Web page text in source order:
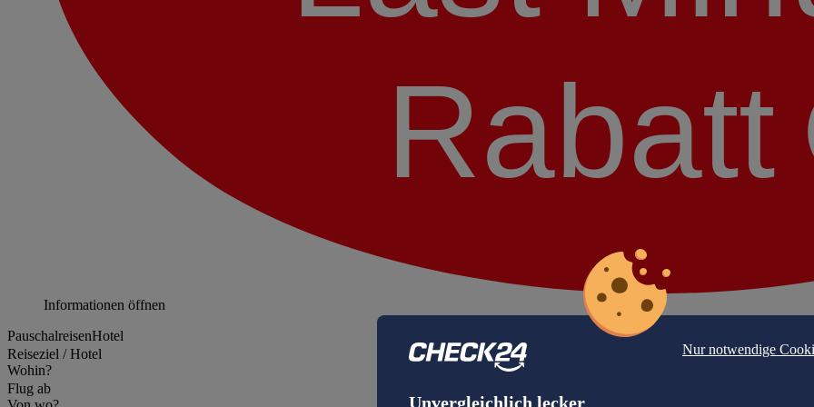
Nur notwendige
Unvergleichlich lecker
Rabatt
Informationen öffnen
PauschalreisenHotel
Reiseziel / Hotel
Wohin?
Flug ab